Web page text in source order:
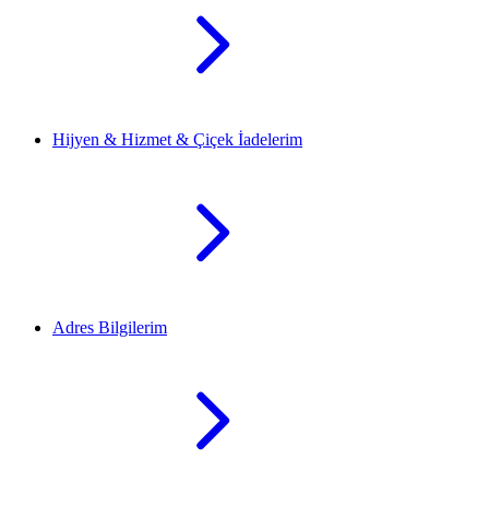
Hijyen & Hizmet & Çiçek İadelerim
Adres Bilgilerim